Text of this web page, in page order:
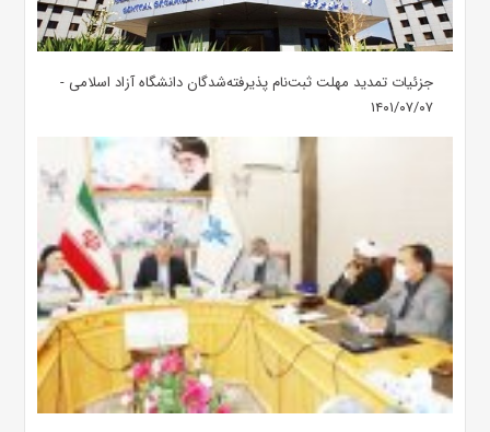
جزئیات تمدید مهلت ثبت‌نام پذیرفته‌شدگان دانشگاه آزاد اسلامی -
۱۴۰۱/۰۷/۰۷